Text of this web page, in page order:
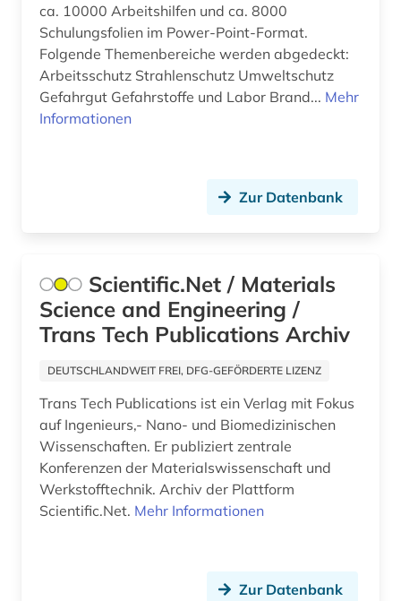
arbeitskampf (1)
arbeitslosigkeit (1)
arbeitsmarkt (4)
arbeitspsychologie (1)
arbeitsrecht (64)
arbeitsschutzrecht (1)
arbeitssicherheit (10)
arbeitssicherheitsrecht (1)
ca. 10000 Arbeitshilfen und ca. 8000
Schulungsfolien im Power-Point-Format.
Folgende Themenbereiche werden abgedeckt:
Arbeitsschutz Strahlenschutz Umweltschutz
Gefahrgut Gefahrstoffe und Labor Brand... Mehr
Informationen
Zur Datenbank
Scientific.Net / Materials
Science and Engineering /
Trans Tech Publications Archiv
DEUTSCHLANDWEIT FREI, DFG-GEFÖRDERTE LIZENZ
Trans Tech Publications ist ein Verlag mit Fokus
auf Ingenieurs,- Nano- und Biomedizinischen
Wissenschaften. Er publiziert zentrale
Konferenzen der Materialswissenschaft und
Werkstofftechnik. Archiv der Plattform
Scientific.Net. Mehr Informationen
Zur Datenbank